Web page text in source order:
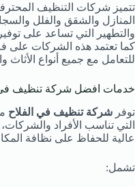
تتميز شركات التنظيف
المنازل والشقق والفلل
والتطهير التي تساعد على
كما تعتمد هذه الشركات على
للتعامل مع جميع أنواع الأثاث
خدمات افضل شركة تنظيف في
توفر شركة تنظيف في الفلاح
التي تناسب الأفراد
عالية للحفاظ على نظافة
تشمل: